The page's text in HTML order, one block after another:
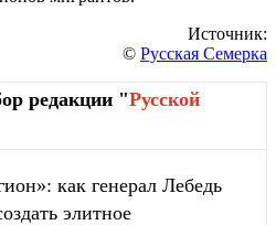
Источник:
© Русская Семерка
редакции "Русской
как генерал Лебедь
элитное